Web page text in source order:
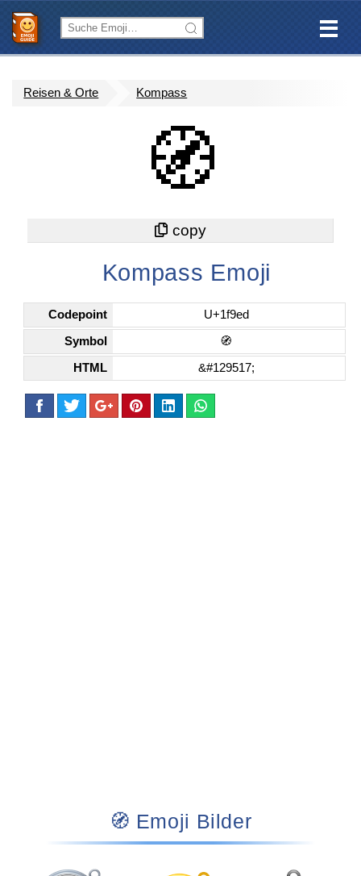
Reisen & Orte Kompass
🧭
Kompass Emoji
Codepoint U+1f9ed
Symbol 🧭
HTML &#129517;
🧭 Emoji Bilder